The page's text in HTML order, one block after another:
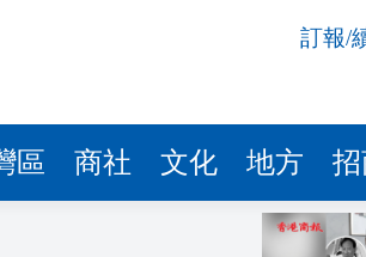
訂報/
區 商社 文化 地方